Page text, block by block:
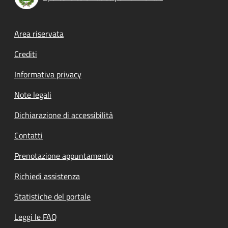
Footer menu
Area riservata
Crediti
Informativa privacy
Note legali
Dichiarazione di accessibilità
Contatti
Prenotazione appuntamento
Richiedi assistenza
Statistiche del portale
Leggi le FAQ